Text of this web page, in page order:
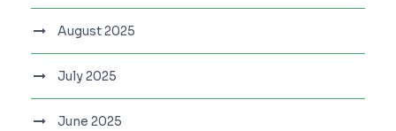
August 2025
July 2025
June 2025